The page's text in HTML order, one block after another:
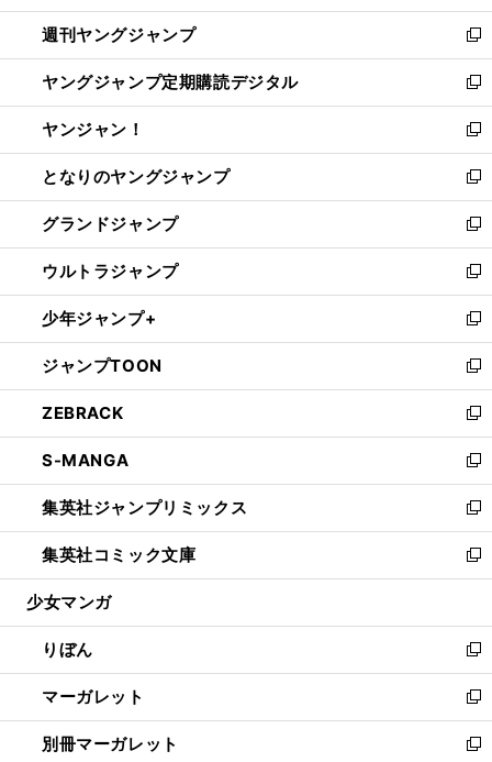
開
く
ウ
で
開
く
ン
ド
ウ
で
開
く
ウ
ィ
ン
ド
ウ
で
開
く
週刊ヤングジャンプ
新
し
い
ウ
ィ
ン
ド
ウ
で
開
く
ヤングジャンプ定期購読デジタル
新
し
い
ウ
ィ
ン
ド
ウ
で
開
く
ヤンジャン！
新
し
い
ウ
ィ
ン
ド
ウ
で
開
く
となりのヤングジャンプ
新
し
い
ウ
ィ
ン
ド
ウ
で
開
く
グランドジャンプ
新
し
い
ウ
ィ
ン
ド
ウ
で
開
く
ウルトラジャンプ
新
し
い
ウ
ィ
ン
ド
ウ
で
開
く
少年ジャンプ+
新
し
い
ウ
ィ
ン
ド
ウ
で
開
く
ジャンプTOON
新
し
い
ウ
ィ
ン
ド
ウ
で
開
ZEBRACK
新
し
い
ウ
ィ
ン
ド
ウ
開
く
S-MANGA
新
し
い
ウ
ィ
ン
ウ
で
開
く
集英社ジャンプリミックス
新
し
い
ウ
ン
ド
ウ
で
開
く
集英社コミック文庫
新
し
ウ
ィ
ン
ド
ウ
で
少女マンガ
りぼん
新
し
い
ウ
ィ
マーガレット
新
し
い
別冊マーガレット
新